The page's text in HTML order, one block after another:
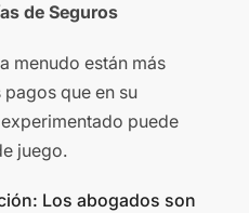
de Seguros
menudo están más
que en su
puede
juego.
Los abogados son